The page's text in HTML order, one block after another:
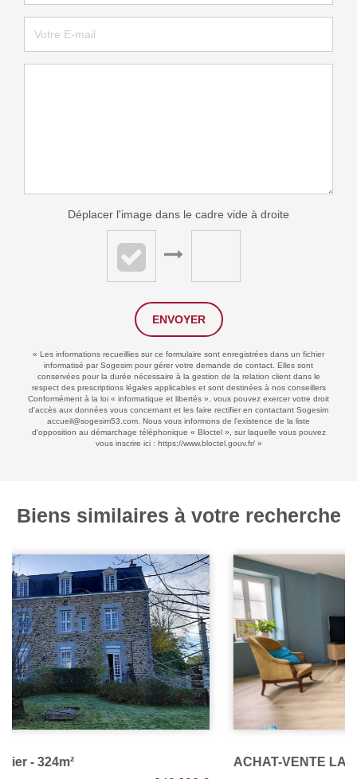
Déplacer l'image dans le cadre vide à droite
ENVOYER
« Les informations recueillies sur ce formulaire sont enregistrées dans un fichier
informatisé par Sogesim pour gérer votre demande de contact. Elles sont
conservées pour la durée nécessaire à la gestion de la relation client dans le
respect des prescriptions légales applicables et sont destinées à nos conseillers
Conformément à la loi « informatique et libertés », vous pouvez exercer votre droit
d'accès aux données vous concernant et les faire rectifier en contactant Sogesim
accueil@sogesim53.com. Nous vous informons de l'existence de la liste
d'opposition au démarchage téléphonique « Bloctel », sur laquelle vous pouvez
vous inscrire ici : https://www.bloctel.gouv.fr/»
Biens similaires à votre recherche
ACHAT-VENTE LAVAL Maison/Appartement hyper centre